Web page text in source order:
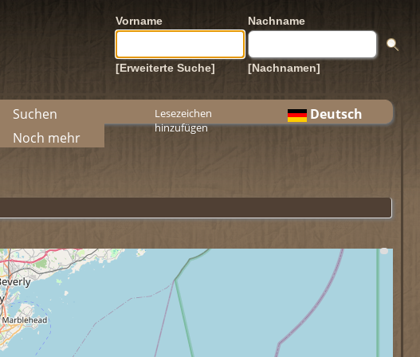
Vorname Nachname
[Erweiterte Suche] [Nachnamen]
Suchen
Noch mehr
Lesezeichen
hinzufügen
Deutsch